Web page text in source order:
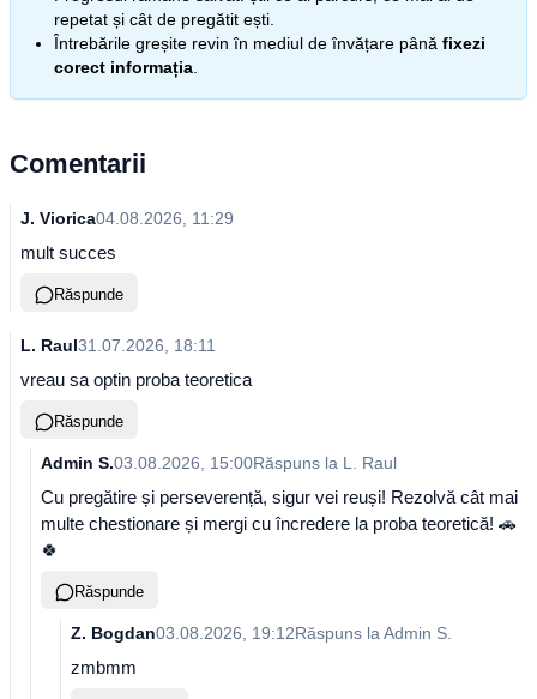
repetat și cât de pregătit ești.
Întrebările greșite revin în mediul de învățare până fixezi
corect informația
Comentarii
J. Viorica04.08.2026, 11:29
mult succes
Răspunde
L. Raul31.07.2026, 18:11
vreau sa optin proba teoretica
Răspunde
Admin S.03.08.2026, 15:00Răspuns la L. Raul
Cu pregătire și perseverență, sigur vei reuși! Rezolvă cât mai
multe chestionare și mergi cu încredere la proba teoretică! 🚗
Răspunde
Z. Bogdan03.08.2026, 19:12Răspuns la Admin S.
zmbmm